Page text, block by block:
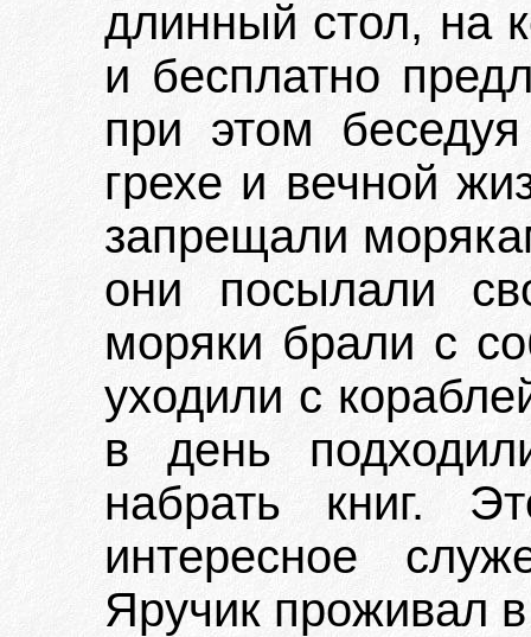
длинный стол, на
и бесплатно
при этом
грехе и вечной
запрещали
они посылали
моряки брали с
уходили с
в день
набрать книг.
интересное
Яручик проживал